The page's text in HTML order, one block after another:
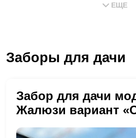
ЕЩЕ
Заборы для дачи
Забор для дачи
Жалюзи вариант